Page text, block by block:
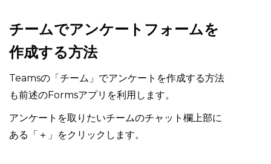
チームでアンケートフォームを
作成する方法
Teamsの「チーム」でアンケートを作成する方法
も前述のFormsアプリを利用します。
アンケートを取りたいチームのチャット欄上部に
ある「＋」をクリックします。